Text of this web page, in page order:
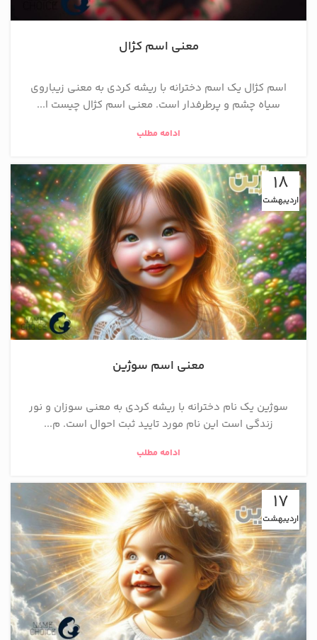
معنی اسم کژال
اسم کژال یک اسم دخترانه با ریشه کردی به معنی زيباروی
سياه چشم و پرطرفدار است. معنی اسم کژال چیست ا...
ادامه مطلب
18
اردیبهشت
معنی اسم سوژین
سوژین یک نام دخترانه با ریشه کردی به معنی سوزان و نور
زندگی است این نام مورد تایید ثبت احوال است. م...
ادامه مطلب
17
اردیبهشت